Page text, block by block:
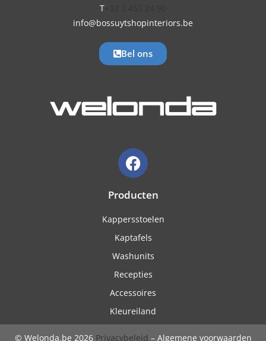
T
info@bossuytshopinteriors.be
Bel ons
Producten
Kappersstoelen
Kaptafels
Washunits
Recepties
Accessoires
Kleureiland
© Welonda.be 2026 Privacybeleid – Algemene voorwaarden